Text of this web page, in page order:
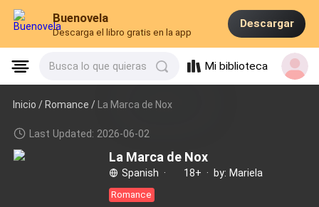
Buenovela
Descarga el libro gratis en la app
Descargar
Busca lo que quieras Mi biblioteca
Inicio /Romance / La Marca de Nox
Last Updated: 2026-06-02
La Marca de Nox
Spanish · 18+ · by: Mariela
Romance